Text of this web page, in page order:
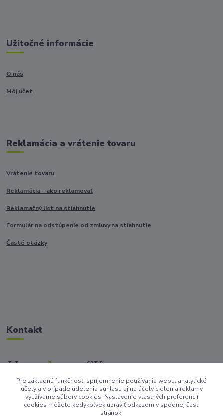
Užitočné informácie
O nás
Môj účet
Reklamácia a vrátenie tovaru
Vrátenie tovaru
Reklamácia - ako reklamovať
Reklamačný list na stiahnutie
Formulár na odstúpenie od zmluvy na stiahnutie
Časté otázky
Kontakt
+421917682234
/Po-Pi 9-17 hod/
Pre základnú funkčnosť, spríjemnenie používania webu, analytické
účely a v prípade udelenia súhlasu aj na účely cielenia reklamy
využívame súbory cookies. Nastavenie vlastných preferencií
cookies môžete kedykoľvek upraviť odkazom v spodnej časti
stránok.